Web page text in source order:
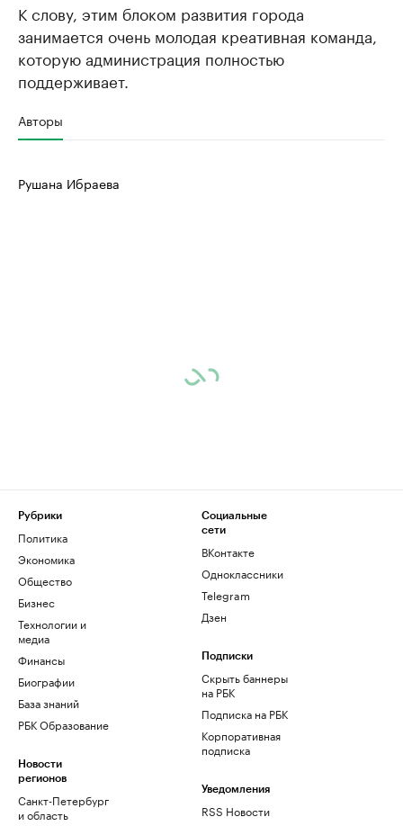
К слову, этим блоком развития города
занимается очень молодая креативная команда,
которую администрация полностью
поддерживает.
Авторы
Рушана Ибраева
Рубрики
Политика
Экономика
Общество
Бизнес
Технологии и
медиа
Финансы
Биографии
База знаний
РБК Образование
Новости
регионов
Санкт-Петербург
и область
Социальные
сети
ВКонтакте
Одноклассники
Telegram
Дзен
Подписки
Скрыть баннеры
на РБК
Подписка на РБК
Корпоративная
подписка
Уведомления
RSS Новости